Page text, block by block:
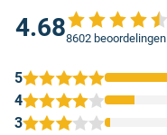
4.688602 beoordelingen
3
4
5